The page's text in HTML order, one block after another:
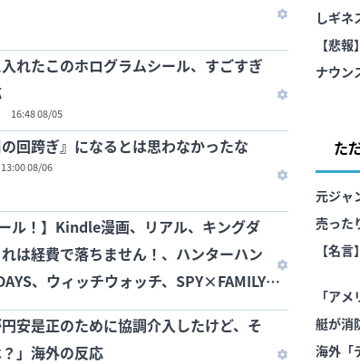
れたこのホログラムシール、すごすぎ
16:48 08/05
回跨ぎ』になるとは思わなかったな
13:00 08/06
ル！】Kindle漫画、リアル、キングダ
は経費で落ちません！、ハンターハン
、ウィッチウォッチ、SPY×FAMILY
円安是正のために協調介入したけど、そ
」海外の反応
しギ
36km
【悲
ナウン
た
元ジャ
売った
示談
【名
「ア
艇が消
題に
海外「